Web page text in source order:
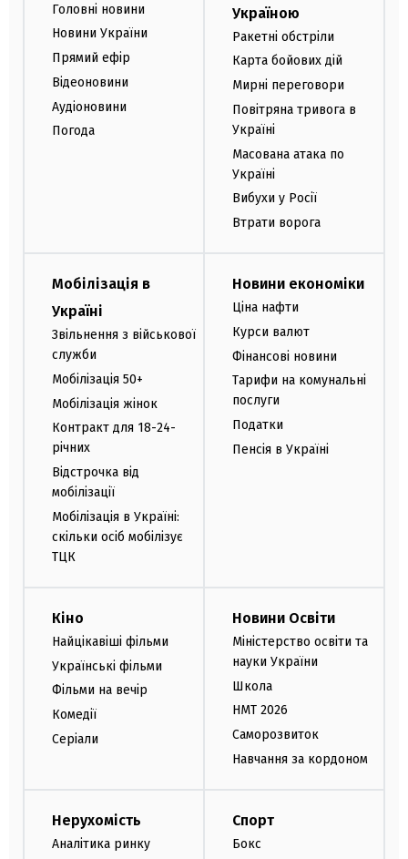
Головні новини
Новини України
Прямий ефір
Відеоновини
Аудіоновини
Погода
Україною
Ракетні обстріли
Карта бойових дій
Мирні переговори
Повітряна тривога в
Україні
Масована атака по
Україні
Вибухи у Росії
Втрати ворога
Мобілізація в
Україні
Звільнення з військової
служби
Мобілізація 50+
Мобілізація жінок
Контракт для 18-24-
річних
Відстрочка від
мобілізації
Мобілізація в Україні:
скільки осіб мобілізує
ТЦК
Новини економіки
Ціна нафти
Курси валют
Фінансові новини
Тарифи на комунальні
послуги
Податки
Пенсія в Україні
Кіно
Найцікавіші фільми
Українські фільми
Фільми на вечір
Комедії
Серіали
Новини Освіти
Міністерство освіти та
науки України
Школа
НМТ 2026
Саморозвиток
Навчання за кордоном
Нерухомість
Аналітика ринку
Спорт
Бокс